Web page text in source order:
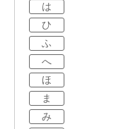
は
ひ
ふ
へ
ほ
ま
み